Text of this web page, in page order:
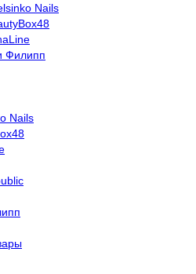
Nails
Филипп
Nails